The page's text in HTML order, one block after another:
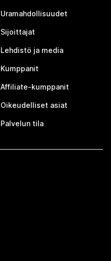
Uramahdollisuudet
Sijoittajat
Lehdistö ja media
Kumppanit
Affiliate-kumppanit
Oikeudelliset asiat
Palvelun tila